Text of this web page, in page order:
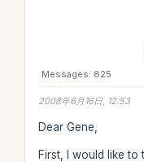
Messages: 825
2008年6月16日, 12:53
Dear Gene,
First, I would like